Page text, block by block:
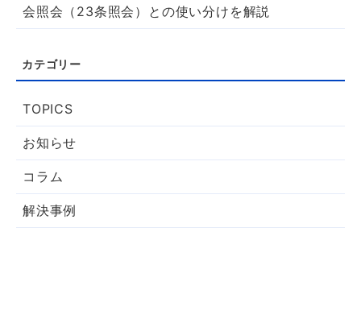
会照会（23条照会）との使い分けを解説
TOPICS
お知らせ
コラム
解決事例